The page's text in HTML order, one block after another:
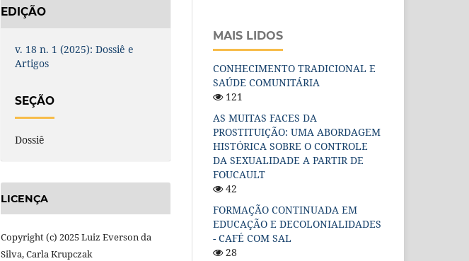
EDIÇÃO
v. 18 n. 1 (2025): Dossiê e
Artigos
SEÇÃO
Dossiê
LICENÇA
Copyright (c) 2025 Luiz Everson da
Silva, Carla Krupczak
MAIS LIDOS
CONHECIMENTO TRADICIONAL E
SAÚDE COMUNITÁRIA
121
AS MUITAS FACES DA
PROSTITUIÇÃO: UMA ABORDAGEM
HISTÓRICA SOBRE O CONTROLE
DA SEXUALIDADE A PARTIR DE
FOUCAULT
42
FORMAÇÃO CONTINUADA EM
EDUCAÇÃO E DECOLONIALIDADES
- CAFÉ COM SAL
28